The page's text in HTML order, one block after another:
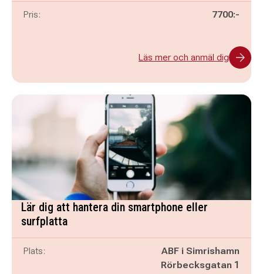
Pris: 7700:-
Läs mer och anmäl dig
Lär dig att hantera din smartphone eller
surfplatta
Plats:
ABF i Simrishamn
Rörbecksgatan 1